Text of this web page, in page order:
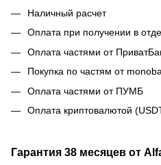
Наличный расчет
Оплата при получении в
Оплата частями от
Покупка по частям от
Оплата частями от ПУМБ
Оплата криптовалютой
Гарантия 38 месяцев от